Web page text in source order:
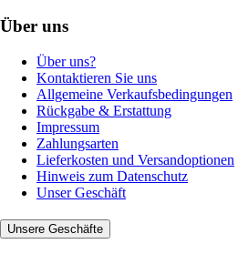
Über uns
Über uns?
Kontaktieren Sie uns
Allgemeine Verkaufsbedingungen
Rückgabe & Erstattung
Impressum
Zahlungsarten
Lieferkosten und Versandoptionen
Hinweis zum Datenschutz
Unser Geschäft
Unsere Geschäfte